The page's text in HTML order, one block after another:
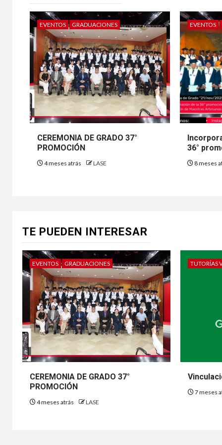
EVENTOS GRADUACIONES
CEREMONIA DE GRADO 37°
PROMOCIÓN
4 meses atrás LASE
EVENTOS
36°
8 meses
TE PUEDEN INTERESAR
EVENTOS GRADUACIONES
CEREMONIA DE GRADO 37°
PROMOCIÓN
4 meses atrás LASE
TUTORÍAS
7 meses